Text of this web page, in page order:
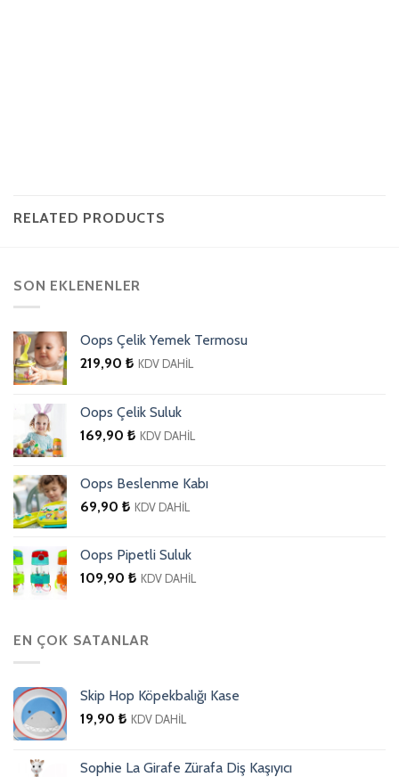
RELATED PRODUCTS
SON EKLENENLER
Oops Çelik Yemek Termosu
219,90 ₺ KDV DAHİL
Oops Çelik Suluk
169,90 ₺ KDV DAHİL
Oops Beslenme Kabı
69,90 ₺ KDV DAHİL
Oops Pipetli Suluk
109,90 ₺ KDV DAHİL
EN ÇOK SATANLAR
Skip Hop Köpekbalığı Kase
19,90 ₺ KDV DAHİL
Sophie La Girafe Zürafa Diş Kaşıyıcı